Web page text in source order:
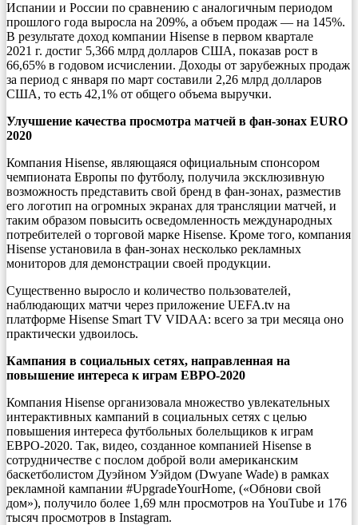
Испании и России по сравнению с аналогичным периодом
прошлого года выросла на 209%, а объем продаж — на 145%.
В результате доход компании Hisense в первом квартале
2021 г. достиг 5,366 млрд долларов США, показав рост в
66,65% в годовом исчислении. Доходы от зарубежных продаж
за период с января по март составили 2,26 млрд долларов
США, то есть 42,1% от общего объема выручки.
Улучшение качества просмотра матчей в фан-зонах EURO
2020
Компания Hisense, являющаяся официальным спонсором
чемпионата Европы по футболу, получила эксклюзивную
возможность представить свой бренд в фан-зонах, разместив
его логотип на огромных экранах для трансляции матчей, и
таким образом повысить осведомленность международных
потребителей о торговой марке Hisense. Кроме того, компания
Hisense установила в фан-зонах несколько рекламных
мониторов для демонстрации своей продукции.
Существенно выросло и количество пользователей,
наблюдающих матчи через приложение UEFA.tv на
платформе Hisense Smart TV VIDAA: всего за три месяца оно
практически удвоилось.
Кампания в социальных сетях, направленная на
повышение интереса к играм ЕВРО-2020
Компания Hisense организовала множество увлекательных
интерактивных кампаний в социальных сетях с целью
повышения интереса футбольных болельщиков к играм
ЕВРО-2020. Так, видео, созданное компанией Hisense в
сотрудничестве с послом доброй воли американским
баскетболистом Дуэйном Уэйдом (Dwyane Wade) в рамках
рекламной кампании #UpgradeYourHome, («Обнови свой
дом»), получило более 1,69 млн просмотров на YouTube и 176
тысяч просмотров в Instagram.